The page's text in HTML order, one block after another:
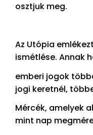
osztjuk meg.
Az Utópia
ismétlése. Annak
emberi jogok
jogi keretnél,
Mércék, amelyek
mint nap